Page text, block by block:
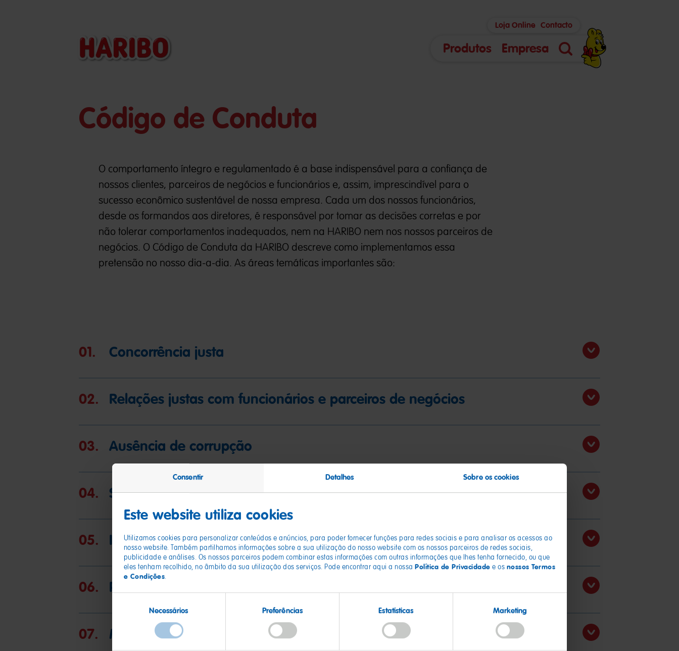
Consentir Detalhes Sobre os cookies
Este website utiliza cookies
Utilizamos cookies para personalizar conteúdos e anúncios, para poder fornecer funções para redes sociais e para analisar os acessos ao
nosso website. Também partilhamos informações sobre a sua utilização do nosso website com os nossos parceiros de redes sociais,
publicidade e análises. Os nossos parceiros podem combinar estas informações com outras informações que lhes tenha fornecido, ou que
eles tenham recolhido, no âmbito da sua utilização dos serviços. Pode encontrar aqui a nossa Política de Privacidade e os nossos Termos
e Condições.
consentimento
Necessários Preferências Estatísticas Marketing
Produtos Empresa
Pesquisa
Loja Online Contacto
Código de Conduta
O comportamento íntegro e regulamentado é a base indispensável para a confiança de
nossos clientes, parceiros de negócios e funcionários e, assim, imprescindível para o
sucesso econômico sustentável de nossa empresa. Cada um dos nossos funcionários,
desde os formandos aos diretores, é responsável por tomar as decisões corretas e por
não tolerar comportamentos inadequados, nem na HARIBO nem nos nossos parceiros de
negócios. O Código de Conduta da HARIBO descreve como implementamos essa
pretensão no nosso dia-a-dia. As áreas temáticas importantes são:
01. Concorrência justa
02. Relações justas com funcionários e parceiros de negócios
03. Ausência de corrupção
04. Segurança de produto
05. Integridade financeira e combate ao branqueamento de capitais
06. Proteção do trabalho e da saúde
07. Marketing